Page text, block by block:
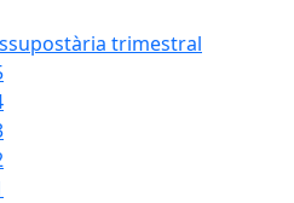
trimestral